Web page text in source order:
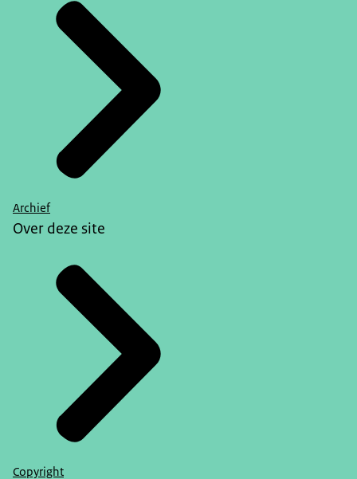
Archief
Over deze site
Copyright